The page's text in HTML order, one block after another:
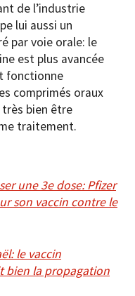
de l’industrie
lui aussi un
par voie orale: le
est plus avancée
fonctionne
comprimés oraux
bien être
traitement.
une 3e dose: Pfizer
son vaccin contre le
le vaccin
bien la propagation